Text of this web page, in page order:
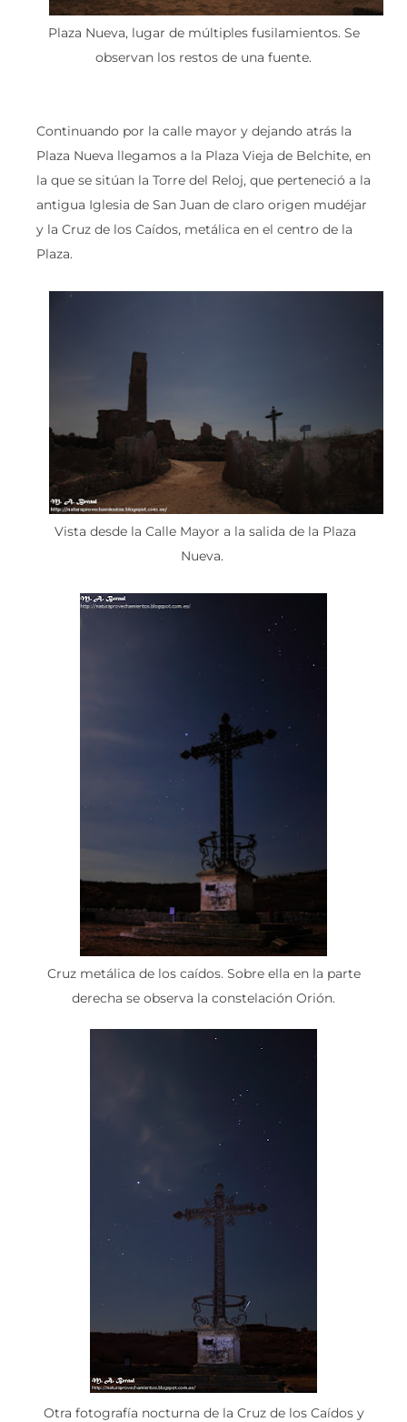
Plaza Nueva, lugar de múltiples fusilamientos. Se
observan los restos de una fuente.
Continuando por la calle mayor y dejando atrás la
Plaza Nueva llegamos a la Plaza Vieja de Belchite, en
la que se sitúan la Torre del Reloj, que perteneció a la
antigua Iglesia de San Juan de claro origen mudéjar
y la Cruz de los Caídos, metálica en el centro de la
Plaza.
Vista desde la Calle Mayor a la salida de la Plaza
Nueva.
Cruz metálica de los caídos. Sobre ella en la parte
derecha se observa la constelación Orión.
Otra fotografía nocturna de la Cruz de los Caídos y